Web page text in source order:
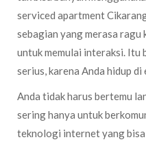
serviced apartment
sebagian yang merasa
untuk memulai interaksi. Itu
serius, karena Anda hidup
Anda tidak harus bertemu
sering hanya untuk
teknologi internet yang